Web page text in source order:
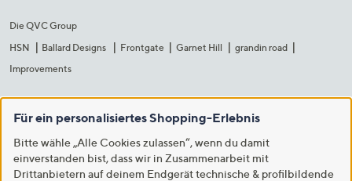
Die QVC Group
HSN
Ballard Designs Frontgate Garnet Hill
grandin road
Improvements
Für ein personalisiertes Shopping-Erlebnis
Bitte wähle „Alle Cookies zulassen“, wenn du damit
einverstanden bist, dass wir in Zusammenarbeit mit
Drittanbietern auf deinem Endgerät technische & profilbildende